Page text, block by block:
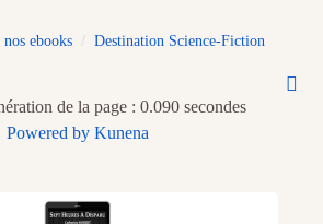
ebooks Destination Science-Fiction
de la page : 0.090 secondes
Powered by Kunena